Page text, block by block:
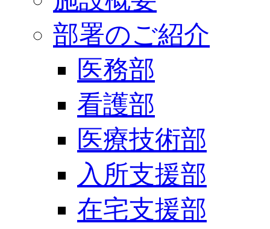
部署のご紹介
医務部
看護部
医療技術部
入所支援部
在宅支援部